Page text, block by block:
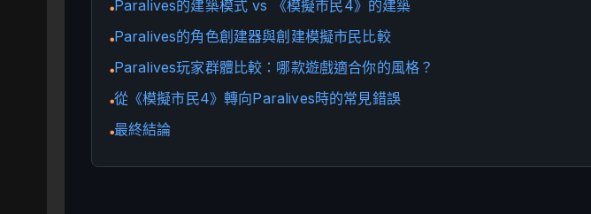
●Paralives的建築模式 vs 《模擬市民4》的建築
●Paralives的角色創建器與創建模擬市民比較
●Paralives玩家群體比較：哪款遊戲適合你的風格？
●從《模擬市民4》轉向Paralives時的常見錯誤
●最終結論